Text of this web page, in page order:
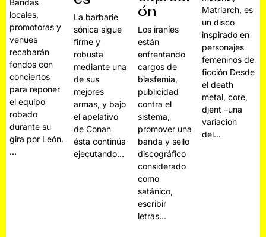
Bandas
locales,
promotoras y
venues
recabarán
fondos con
conciertos
para reponer
el equipo
robado
durante su
gira por León.
…
La barbarie
sónica sigue
firme y
robusta
mediante una
de sus
mejores
armas, y bajo
el apelativo
de Conan
ésta continúa
ejecutando…
ón
Los iraníes
están
enfrentando
cargos de
blasfemia,
publicidad
contra el
sistema,
promover una
banda y sello
discográfico
considerado
como
satánico,
escribir
letras…
Matriarch, es
un disco
inspirado en
personajes
femeninos de
ficción Desde
el death
metal, core,
djent –una
variación
del…